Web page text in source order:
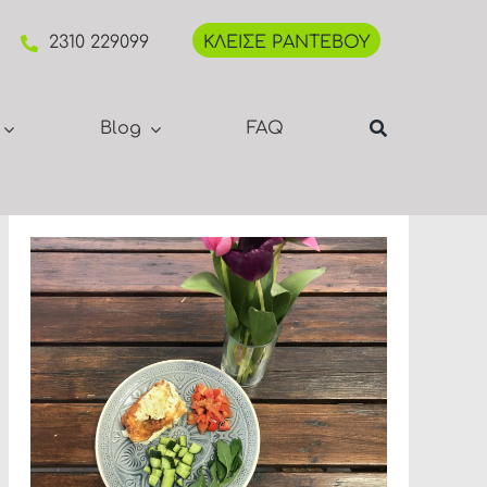
2310 229099 ΚΛΕΙΣΕ ΡΑΝΤΕΒΟΥ
Blog FAQ